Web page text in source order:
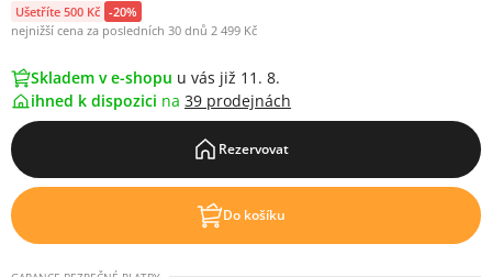
Ušetříte 500 Kč -20%
nejnižší cena za posledních 30 dnů 2 499 Kč
Skladem v e-shopu u vás již 11. 8.
ihned k dispozici na 39 prodejnách
Rezervovat
Do košíku